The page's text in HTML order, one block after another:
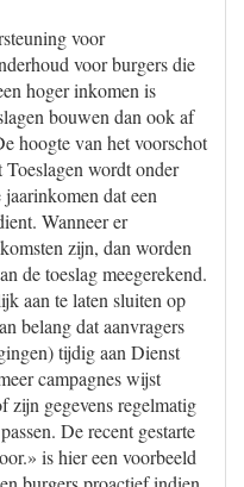
voor
voor burgers die
hoger inkomen is
bouwen dan ook af
hoogte van het voorschot
wordt onder
dat een
Wanneer er
zijn, dan worden
de toeslag meegerekend.
aan te laten sluiten op
belang dat aanvragers
tijdig aan Dienst
campagnes wijst
zijn gegevens regelmatig
De recent gestarte
is hier een voorbeeld